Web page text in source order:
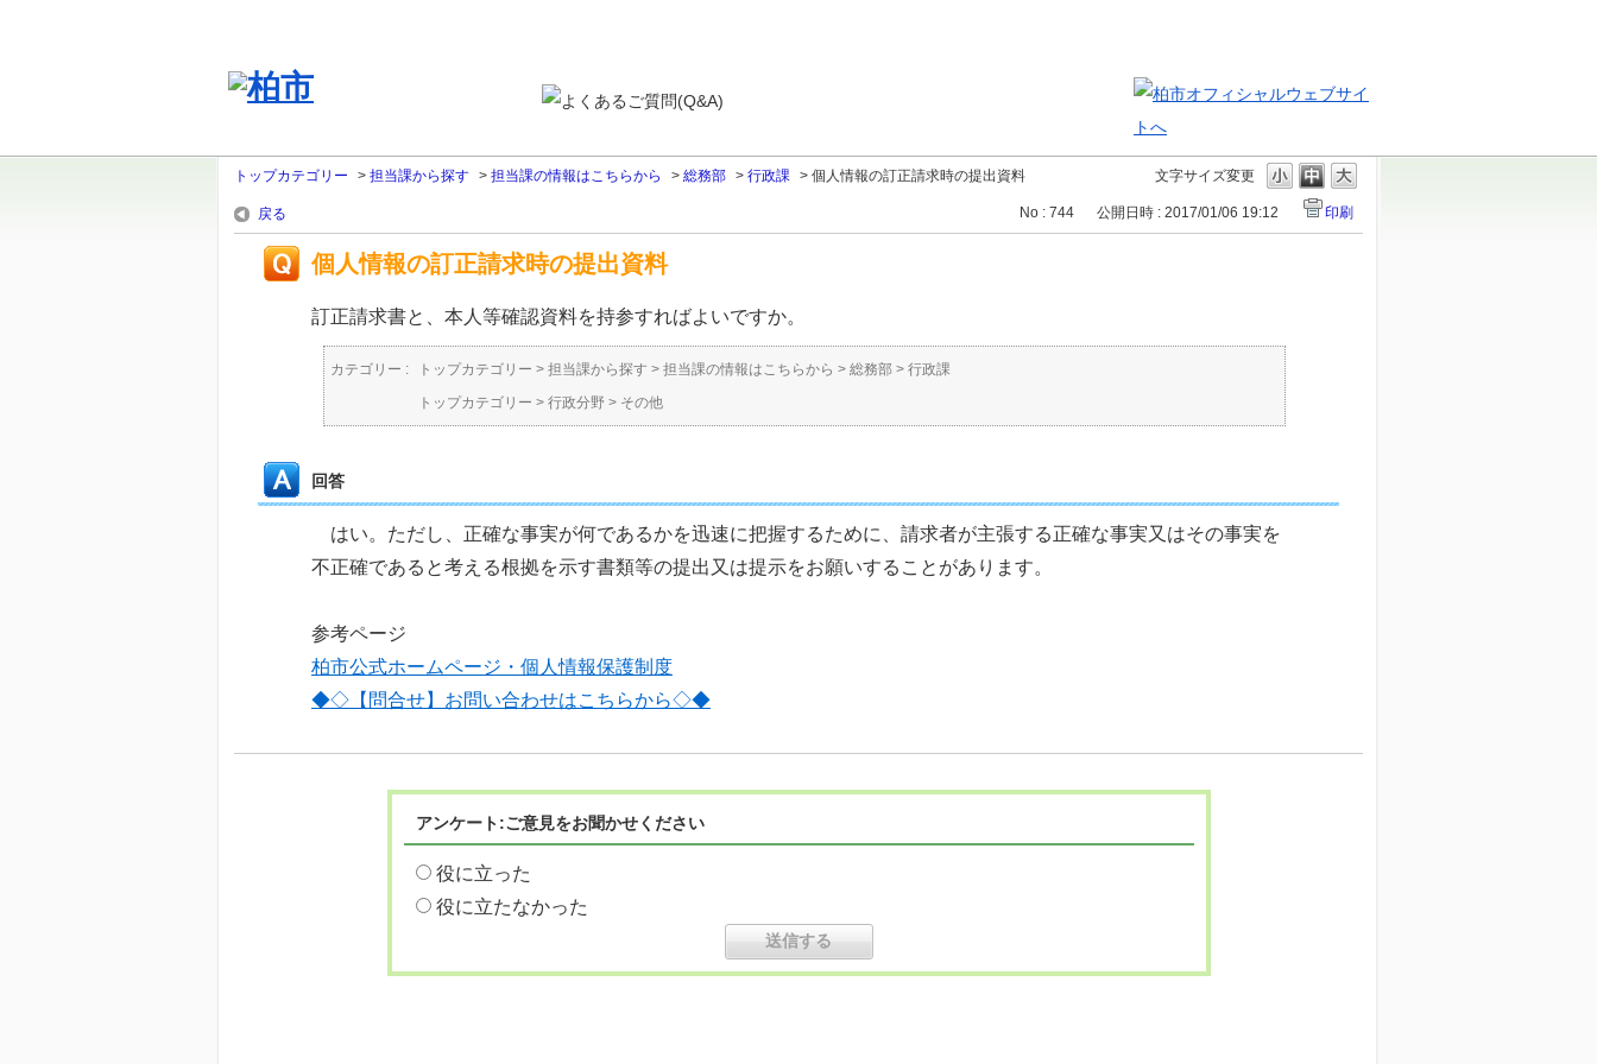
文字サイズ変更
トップカテゴリー > 担当課から探す > 担当課の情報はこちらから > 総務部 > 行政課 > 個人情報の訂正請求時の提出資料
戻る No : 744 公開日時 : 2017/01/06 19:12 印刷
個人情報の訂正請求時の提出資料
訂正請求書と、本人等確認資料を持参すればよいですか。
カテゴリー : トップカテゴリー > 担当課から探す > 担当課の情報はこちらから > 総務部 > 行政課
トップカテゴリー > 行政分野 > その他
回答
はい。ただし、正確な事実が何であるかを迅速に把握するために、請求者が主張する正確な事実又はその事実を
不正確であると考える根拠を示す書類等の提出又は提示をお願いすることがあります。
参考ページ
柏市公式ホームページ・個人情報保護制度
◆◇【問合せ】お問い合わせはこちらから◇◆
アンケート:ご意見をお聞かせください
役に立った
役に立たなかった